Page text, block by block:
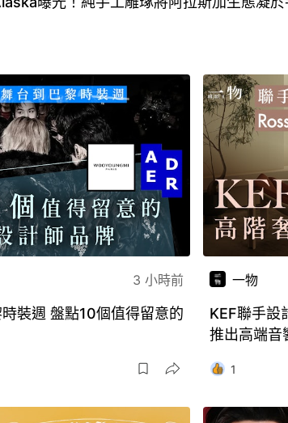
3 小時前
裝週 盤點10個值得留意的
一物
KEF聯手
推出高端音
1